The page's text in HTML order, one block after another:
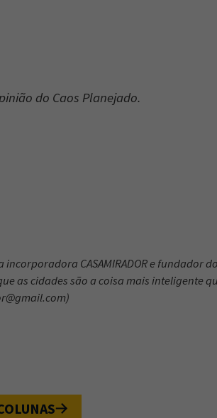
do Caos Planejado.
CASAMIRADOR e fundador do
que as cidades são a coisa mais inteligente
)